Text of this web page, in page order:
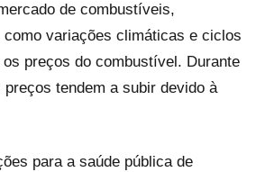
de combustíveis,
variações climáticas e ciclos
preços do combustível. Durante
tendem a subir devido à
para a saúde pública de